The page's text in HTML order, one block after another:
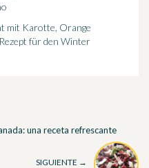
mit Karotte, Orange
für den Winter
una receta refrescante
SIGUIENTE →